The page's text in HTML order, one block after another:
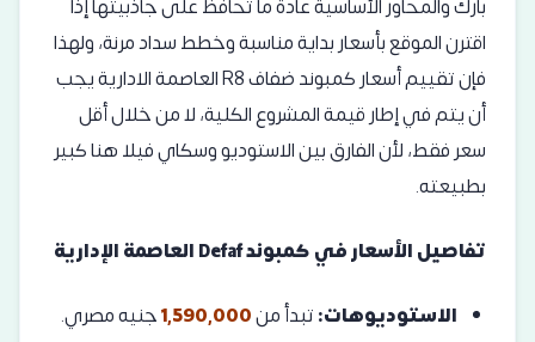
بارك والمحاور الأساسية عادة ما تحافظ على جاذبيتها إذا
اقترن الموقع بأسعار بداية مناسبة وخطط سداد مرنة، ولهذا
فإن تقييم أسعار كمبوند ضفاف R8 العاصمة الادارية يجب
أن يتم في إطار قيمة المشروع الكلية، لا من خلال أقل
سعر فقط، لأن الفارق بين الاستوديو وسكاي فيلا هنا كبير
بطبيعته.
تفاصيل الأسعار في كمبوند Defaf العاصمة الإدارية
الاستوديوهات:تبدأ من1,590,000جنيه مصري.